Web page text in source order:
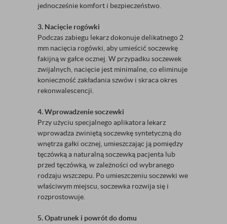
jednocześnie komfort i bezpieczeństwo.
3. Nacięcie rogówki
Podczas zabiegu lekarz dokonuje delikatnego 2
mm nacięcia rogówki, aby umieścić soczewkę
fakijną w gałce ocznej. W przypadku soczewek
zwijalnych, nacięcie jest minimalne, co eliminuje
konieczność zakładania szwów i skraca okres
rekonwalescencji.
4. Wprowadzenie soczewki
Przy użyciu specjalnego aplikatora lekarz
wprowadza zwiniętą soczewkę syntetyczną do
wnętrza gałki ocznej, umieszczając ją pomiędzy
tęczówką a naturalną soczewką pacjenta lub
przed tęczówką, w zależności od wybranego
rodzaju wszczepu. Po umieszczeniu soczewki we
właściwym miejscu, soczewka rozwija się i
rozprostowuje.
5. Opatrunek i powrót do domu